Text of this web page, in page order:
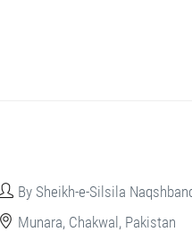
By Sheikh-e-Silsila
Munara, Chakwal, Pakistan